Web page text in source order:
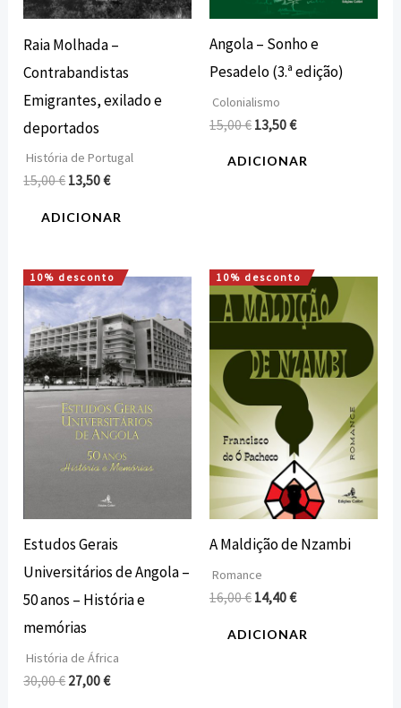
Raia Molhada –
Contrabandistas
Emigrantes, exilado e
deportados
História de Portugal
15,00€ 13,50€
ADICIONAR
Angola – Sonho e
Pesadelo (3.ª edição)
Colonialismo
15,00€ 13,50€
ADICIONAR
10% desconto
Estudos Gerais
Universitários de Angola –
50 anos – História e
memórias
História de África
30,00€
O
preço
original
era:
30,00 €.
27,00€
O
preço
atual
é:
27,00 €.
10% desconto
A Maldição de Nzambi
Romance
16,00€
O
preço
original
16,00 €.
14,40€
O
preço
atual
14,40 €.
ADICIONAR